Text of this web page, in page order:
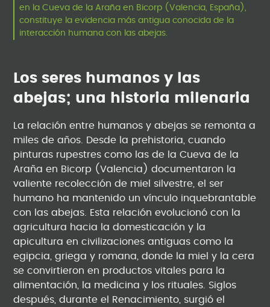
en la Cueva de la Araña en Bicorp (Valencia, España),
constituye la evidencia más antigua conocida de la
interacción humana con las abejas.
Los seres humanos y las
abejas; una historia milenaria
La relación entre humanos y abejas se remonta a
miles de años. Desde la prehistoria, cuando
pinturas rupestres como las de la Cueva de la
Araña en Bicorp (Valencia) documentaron la
valiente recolección de miel silvestre, el ser
humano ha mantenido un vínculo inquebrantable
con las abejas. Esta relación evolucionó con la
agricultura hacia la domesticación y la
apicultura en civilizaciones antiguas como la
egipcia, griega y romana, donde la miel y la cera
se convirtieron en productos vitales para la
alimentación, la medicina y los rituales. Siglos
después, durante el Renacimiento, surgió el